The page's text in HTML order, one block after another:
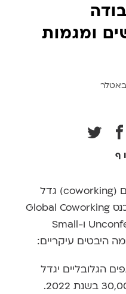
ומגמות
הצורך בחללי עבודה משותפים (coworking) גדל
במהירות ברחבי העולם. לפי כנס Global Coworking
Unconference Conference (GCUC) ו-Small
הגלובליים יגדל